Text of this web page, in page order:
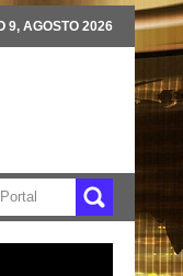
9, AGOSTO 2026